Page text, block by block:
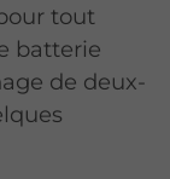
tout
batterie
de deux-